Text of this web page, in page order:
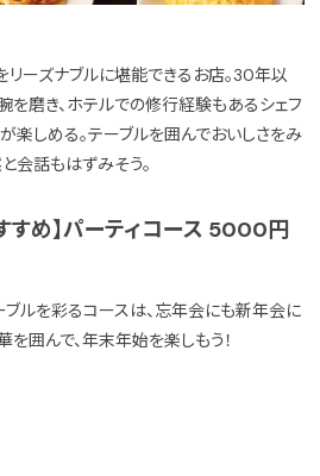
ーズナブルに堪能できるお店。30年以
を磨き、ホテルでの修行経験もあるシェフ
しめる。テーブルを囲んでおいしさをみ
会話もはずみそう。
すめ】パーティコース 5000円
ルを彩るコースは、忘年会にも新年会に
を囲んで、年末年始を楽しもう！